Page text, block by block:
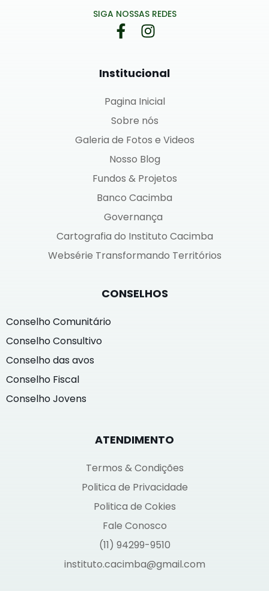
SIGA NOSSAS REDES
Institucional
Pagina Inicial
Sobre nós
Galeria de Fotos e Videos
Nosso Blog
Fundos & Projetos
Banco Cacimba
Governança
Cartografia do Instituto Cacimba
Websérie Transformando Territórios
CONSELHOS
Conselho Comunitário
Conselho Consultivo
Conselho das avos
Conselho Fiscal
Conselho Jovens
ATENDIMENTO
Termos & Condições
Politica de Privacidade
Politica de Cokies
Fale Conosco
(11) 94299-9510
instituto.cacimba@gmail.com